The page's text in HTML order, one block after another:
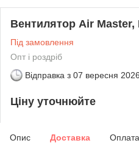
Вентилятор Air Master,
Під замовлення
Опт і роздріб
Відправка з 07 вересня 2026
Ціну уточнюйте
Опис Доставка Оплата